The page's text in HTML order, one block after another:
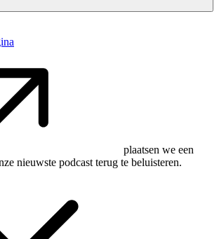
plaatsen we een
nieuwste podcast terug te beluisteren.